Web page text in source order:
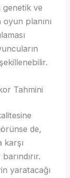
genetik ve
planını
Tahmini
de,
karşı
yaratacağı